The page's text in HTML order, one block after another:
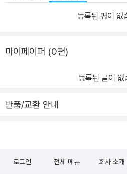
게 '내 집은 어떠한지, 나의 삶은 어떠
은 이상적인 집을 어떻게 현실의 즐거
등록된 평이 없
마이페이퍼 (0편)
등록된 글이 없
반품/교환 안내
로그인 전체 메뉴 회사 소개